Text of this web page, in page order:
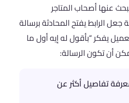
عنها أصحاب المتاجر
الرابط يفتح المحادثة برسالة
يفكر “بأقول له إيه أول ما
أن تكون الرسالة:
تفاصيل أكثر عن